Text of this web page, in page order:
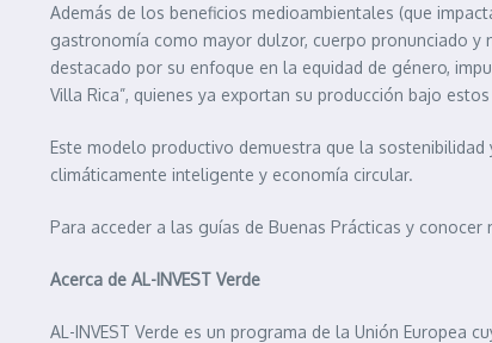
Además de los beneficios medioambientales (que
gastronomía como mayor dulzor, cuerpo pronunciado
destacado por su enfoque en la equidad de género,
Villa Rica”, quienes ya exportan su producción bajo
Este modelo productivo demuestra que la
climáticamente inteligente y economía circular.
Para acceder a las guías de Buenas Prácticas y
Acerca de AL-INVEST Verde
AL-INVEST Verde es un programa de la Unión Europea